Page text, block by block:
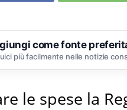
come fonte
più facilmente nelle notizie
le spese la